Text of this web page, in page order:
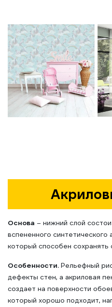
Основа – нижний слой
вспененного
который способен
Особенности. Рельефный
дефекты стен, а акриловая
создает на поверхности
который хорошо подходит,